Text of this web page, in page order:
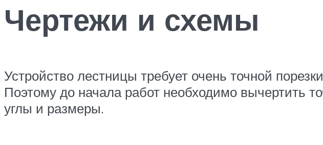
Чертежи и схемы
Устройство лестницы требует очень точной
Поэтому до начала работ необходимо вычертить
углы и размеры.